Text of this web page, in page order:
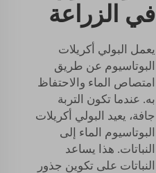
في الزراعة
يعمل البولي أكريلات
البوتاسيوم عن طريق
امتصاص الماء والاحتفاظ
به. عندما تكون التربة
جافة، يعيد البولي أكريلات
البوتاسيوم الماء إلى
النباتات. هذا يساعد
النباتات على تكوين جذور